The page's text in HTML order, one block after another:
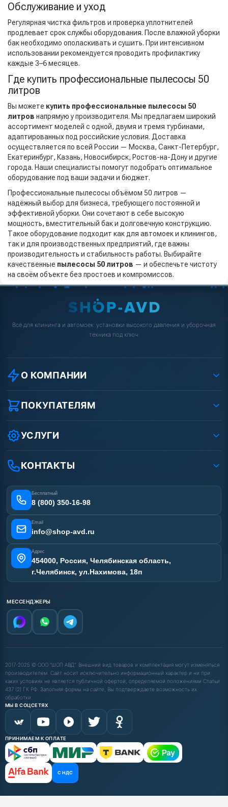
Обслуживание и уход
Регулярная чистка фильтров и проверка уплотнителей
продлевает срок службы оборудования. После влажной уборки
бак необходимо ополаскивать и сушить. При интенсивном
использовании рекомендуется проводить профилактику
каждые 3–6 месяцев.
Где купить профессиональные пылесосы 50
литров
Вы можете купить профессиональные пылесосы 50
литров напрямую у производителя. Мы предлагаем широкий
ассортимент моделей с одной, двумя и тремя турбинами,
адаптированных под российские условия. Доставка
осуществляется по всей России — Москва, Санкт-Петербург,
Екатеринбург, Казань, Новосибирск, Ростов-на-Дону и другие
города. Наши специалисты помогут подобрать оптимальное
оборудование под ваши задачи и бюджет.
Профессиональные пылесосы объёмом 50 литров —
надёжный выбор для бизнеса, требующего постоянной и
эффективной уборки. Они сочетают в себе высокую
мощность, вместительный бак и долговечную конструкцию.
Такое оборудование подходит как для автомоек и клинингов,
так и для производственных предприятий, где важны
производительность и стабильность работы. Выбирайте
качественные пылесосы 50 литров — и обеспечьте чистоту
на своём объекте без простоев и компромиссов.
Всё для клининга и автомоек: установки высокого давления и уборочная
техника под ключ.
О КОМПАНИИ
О компании
Реквизиты ООО «Шоп АВД»
Защита данных клиента
Условия соглашения
Вакансии
Статьи
ПОКУПАТЕЛЯМ
Как заказать?
Оплата
Доставка
Лизинг
Получить скидку
УСЛУГИ
Ремонт АВД
Сертификаты
Наши работы
Отзывы наших клиентов
Карта сайта
КОНТАКТЫ
Бесплатный
8 (800) 350-16-98
Email
info@shop-avd.ru
Адрес
454000, Россия, Челябинская область,
г.Челябинск, ул.Нахимова, 18п
МЕССЕНДЖЕРЫ
2017-2025 © ООО "ШОП АВД". Внешний вид товаров и комплектация могут изменяться
производителем. Сайт носит исключительно информационный характер и ни при
каких условиях не является публичной офертой, определяемой положениями Статьи
437 (2) ГК РФ. Заполняя формы на сайте, Вы подтверждаете возможность их
обработки.
МЫ В СОЦСЕТЯХ
ПРИНИМАЕМ К ОПЛАТЕ
С НДС